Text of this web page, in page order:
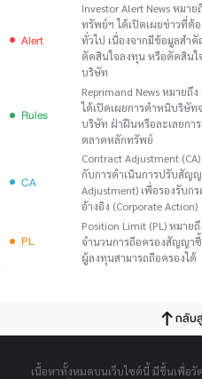
Alert
Investor Alert News หมา
ทรัพย์ฯ ได้เปิดเผยข่าวที่ต้
ทั่วไป เนื่องจากมีข้อมูลสำ
ตัดสินใจลงทุน หรือตัดสินใ
บริษัท
Rules
Reprimand News หมาย
ได้เปิดเผยการตำหนิบริษั
บริษัท ฝ่าฝืนหรือละเลยก
ตลาดหลักทรัพย์
CA
Contract Adjustment
กับการดำเนินการปรับสัญ
Adjustment) เพื่อรองรับ
อ้างอิง (Corporate Action)
PL
Position Limit (PL) หมาย
จำนวนการถือครองสัญญา
ผู้ลงทุนสามารถถือครองได้
กลับ
เนื้อหาทั้งหมดบนเว็บไซต์นี้ มีขึ้นเพื่อวั